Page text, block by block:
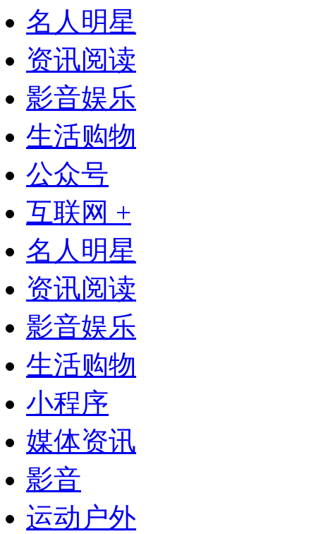
名人明星
资讯阅读
影音娱乐
生活购物
公众号
互联网 +
名人明星
资讯阅读
影音娱乐
生活购物
小程序
媒体资讯
影音
运动户外